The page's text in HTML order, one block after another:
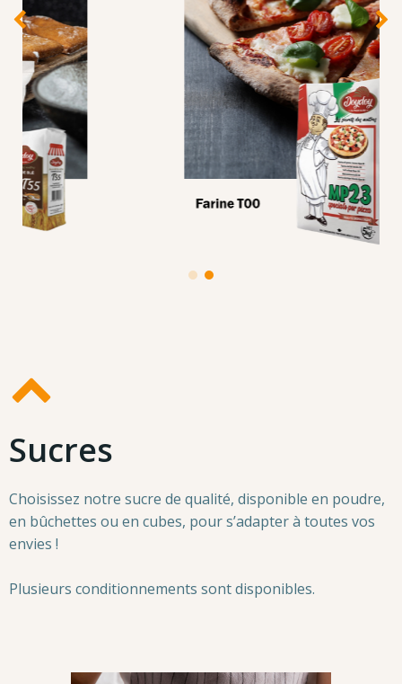
Sucres
Choisissez notre sucre de qualité, disponible en poudre,
en bûchettes ou en cubes, pour s’adapter à toutes vos
envies !
Plusieurs conditionnements sont disponibles.